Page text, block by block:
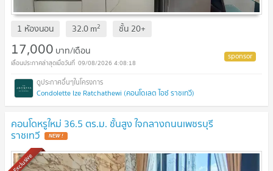
1 ห้องนอน 32.0m2 ชั้น 20+
17,000 บาท/เดือน
09/08/2026 4:08:18
Condolette Ize Ratchathewi (คอนโดเลต ไอซ์ ราชเทวี)
คอนโดหรูใหม่ 36.5 ตร.ม. ชั้นสูง ใจกลางถนนเพชรบุรี
ราชเทวี NEW !
Exclusive